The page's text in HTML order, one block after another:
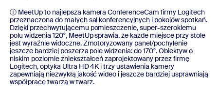
ⓘ MeetUp to najlepsza kamera ConferenceCam firmy Logitech
przeznaczona do małych sal konferencyjnych i pokojów spotkań.
Dzięki przechwytującemu pomieszczenie, super-szerokiemu
polu widzenia 120°, MeetUp sprawia, że każde miejsce przy stole
jest wyraźnie widoczne. Zmotoryzowany panel/pochylenie
jeszcze bardziej poszerza pole widzenia: do 170°. Obiektyw o
niskim poziomie zniekształceń zaprojektowany przez firmę
Logitech, optyka Ultra HD 4K i trzy ustawienia kamery
zapewniają niezwykłą jakość wideo i jeszcze bardziej usprawniają
współpracę twarzą w twarz.